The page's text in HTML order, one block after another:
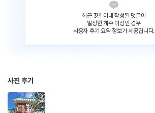
최근 3년 이내 작성된 댓글이
일정한 개수 이상인 경우
사용자 후기 요약 정보가 제공됩니다.
사진 후기